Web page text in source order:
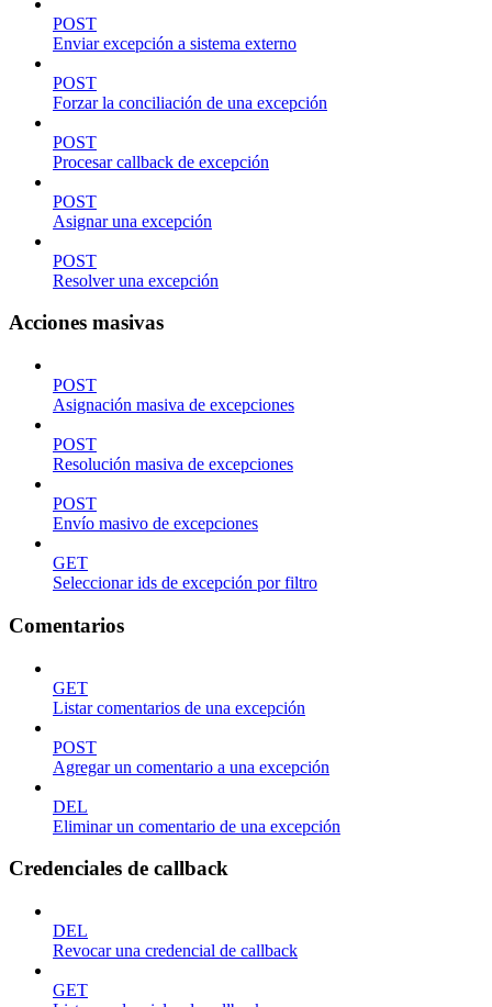
POST
Enviar excepción a sistema externo
POST
Forzar la conciliación de una excepción
POST
Procesar callback de excepción
POST
Asignar una excepción
POST
Resolver una excepción
Acciones masivas
POST
Asignación masiva de excepciones
POST
Resolución masiva de excepciones
POST
Envío masivo de excepciones
GET
Seleccionar ids de excepción por filtro
Comentarios
GET
Listar comentarios de una excepción
POST
Agregar un comentario a una excepción
DEL
Eliminar un comentario de una excepción
Credenciales de callback
DEL
Revocar una credencial de callback
GET